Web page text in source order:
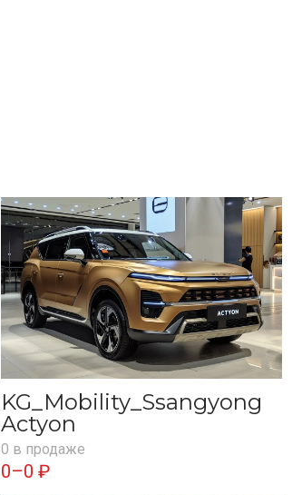
KG_Mobility_Ssangyong
Actyon
0 в продаже
0–0 ₽